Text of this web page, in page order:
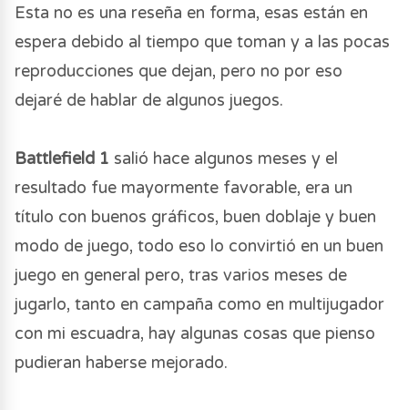
Esta no es una reseña en forma, esas están en
espera debido al tiempo que toman y a las pocas
reproducciones que dejan, pero no por eso
dejaré de hablar de algunos juegos.
Battlefield 1 salió hace algunos meses y el
resultado fue mayormente favorable, era un
título con buenos gráficos, buen doblaje y buen
modo de juego, todo eso lo convirtió en un buen
juego en general pero, tras varios meses de
jugarlo, tanto en campaña como en multijugador
con mi escuadra, hay algunas cosas que pienso
pudieran haberse mejorado.